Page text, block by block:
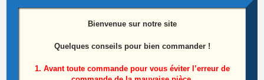
référence: 17WFM21
Bienvenue sur notre site
Quelques conseils pour bien commander !
1. Avant toute commande pour vous éviter l’erreur de